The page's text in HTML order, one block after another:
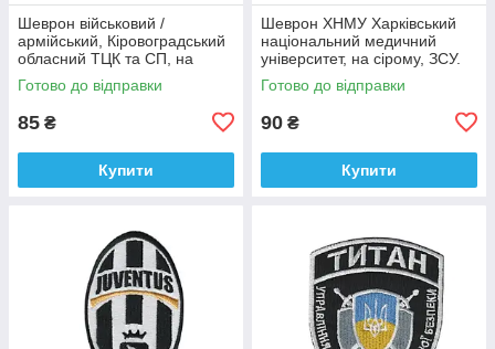
Шеврон військовий /
армійський, Кіровоградський
обласний ТЦК та СП, на
оливці ЗСУ.7 см * 8 см
Готово до відправки
85 ₴
Купити
Шеврон ХНМУ Харківський
національний медичний
університет, на сірому, ЗСУ.
діаметр 8,5 см
Готово до відправки
90 ₴
Купити